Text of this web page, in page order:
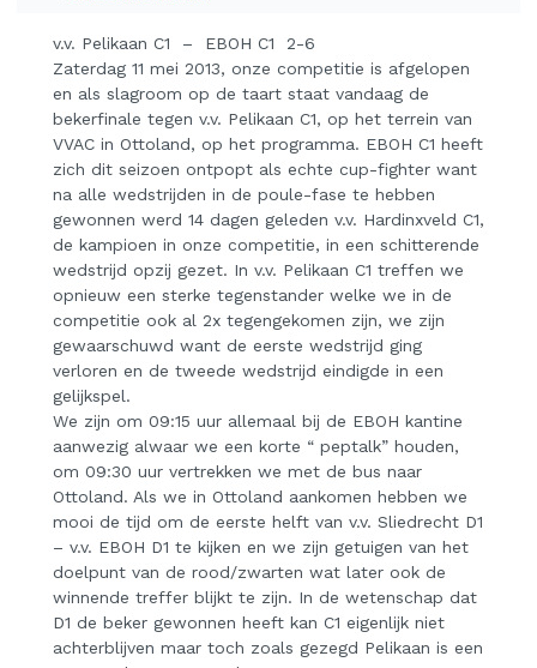
v.v. Pelikaan C1 – EBOH C1 2-6
Zaterdag 11 mei 2013, onze competitie is afgelopen
en als slagroom op de taart staat vandaag de
bekerfinale tegen v.v. Pelikaan C1, op het terrein van
VVAC in Ottoland, op het programma. EBOH C1 heeft
zich dit seizoen ontpopt als echte cup-fighter want
na alle wedstrijden in de poule-fase te hebben
gewonnen werd 14 dagen geleden v.v. Hardinxveld C1,
de kampioen in onze competitie, in een schitterende
wedstrijd opzij gezet. In v.v. Pelikaan C1 treffen we
opnieuw een sterke tegenstander welke we in de
competitie ook al 2x tegengekomen zijn, we zijn
gewaarschuwd want de eerste wedstrijd ging
verloren en de tweede wedstrijd eindigde in een
gelijkspel.
We zijn om 09:15 uur allemaal bij de EBOH kantine
aanwezig alwaar we een korte “ peptalk” houden,
om 09:30 uur vertrekken we met de bus naar
Ottoland. Als we in Ottoland aankomen hebben we
mooi de tijd om de eerste helft van v.v. Sliedrecht D1
– v.v. EBOH D1 te kijken en we zijn getuigen van het
doelpunt van de rood/zwarten wat later ook de
winnende treffer blijkt te zijn. In de wetenschap dat
D1 de beker gewonnen heeft kan C1 eigenlijk niet
achterblijven maar toch zoals gezegd Pelikaan is een